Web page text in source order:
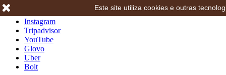
Instagram
Tripadvisor
YouTube
Glovo
Uber
Bolt
Este site utiliza cookies e outras